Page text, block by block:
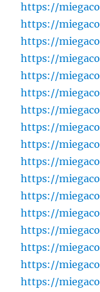
https://
https://
https://
https://
https://
https://
https://
https://
https://
https://
https://
https://
https://
https://
https://
https://
https://